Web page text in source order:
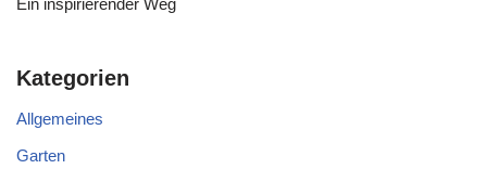
Ein inspirierender Weg
Kategorien
Allgemeines
Garten